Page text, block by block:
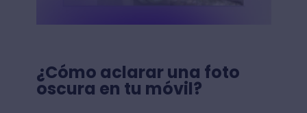
¿Cómo aclarar una foto
oscura en tu móvil?